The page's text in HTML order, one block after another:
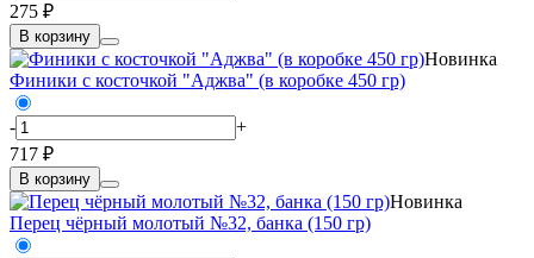
275 ₽
В корзину
Новинка
Финики с косточкой "Аджва" (в коробке 450 гр)
-
+
717 ₽
В корзину
Новинка
Перец чёрный молотый №32, банка (150 гр)